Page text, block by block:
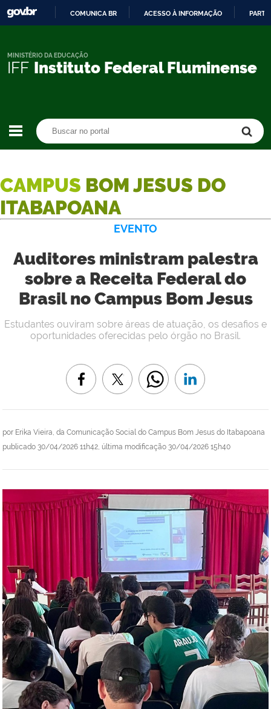
CONTEÚDO
COMUNICA BR ACESSO À INFORMAÇÃO
IFF Instituto Federal Fluminense
MINISTÉRIO DA EDUCAÇÃO
CAMPUS BOM JESUS DO
ITABAPOANA
EVENTO
Auditores ministram palestra
sobre a Receita Federal do
Brasil no Campus Bom Jesus
por Erika Vieira, da Comunicação Social do Campus Bom Jesus do Itabapoana
publicado 30/04/2026 11h42, última modificação 30/04/2026 15h40
Estudantes ouviram sobre áreas de atuação, os desafios e
oportunidades oferecidas pelo órgão no Brasil.